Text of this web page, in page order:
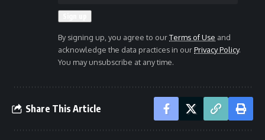
By signing up, you agree to ourTerms of Use and
acknowledge the data practices in ourPrivacy Policy.
You may unsubscribe at any time.
Share This Article